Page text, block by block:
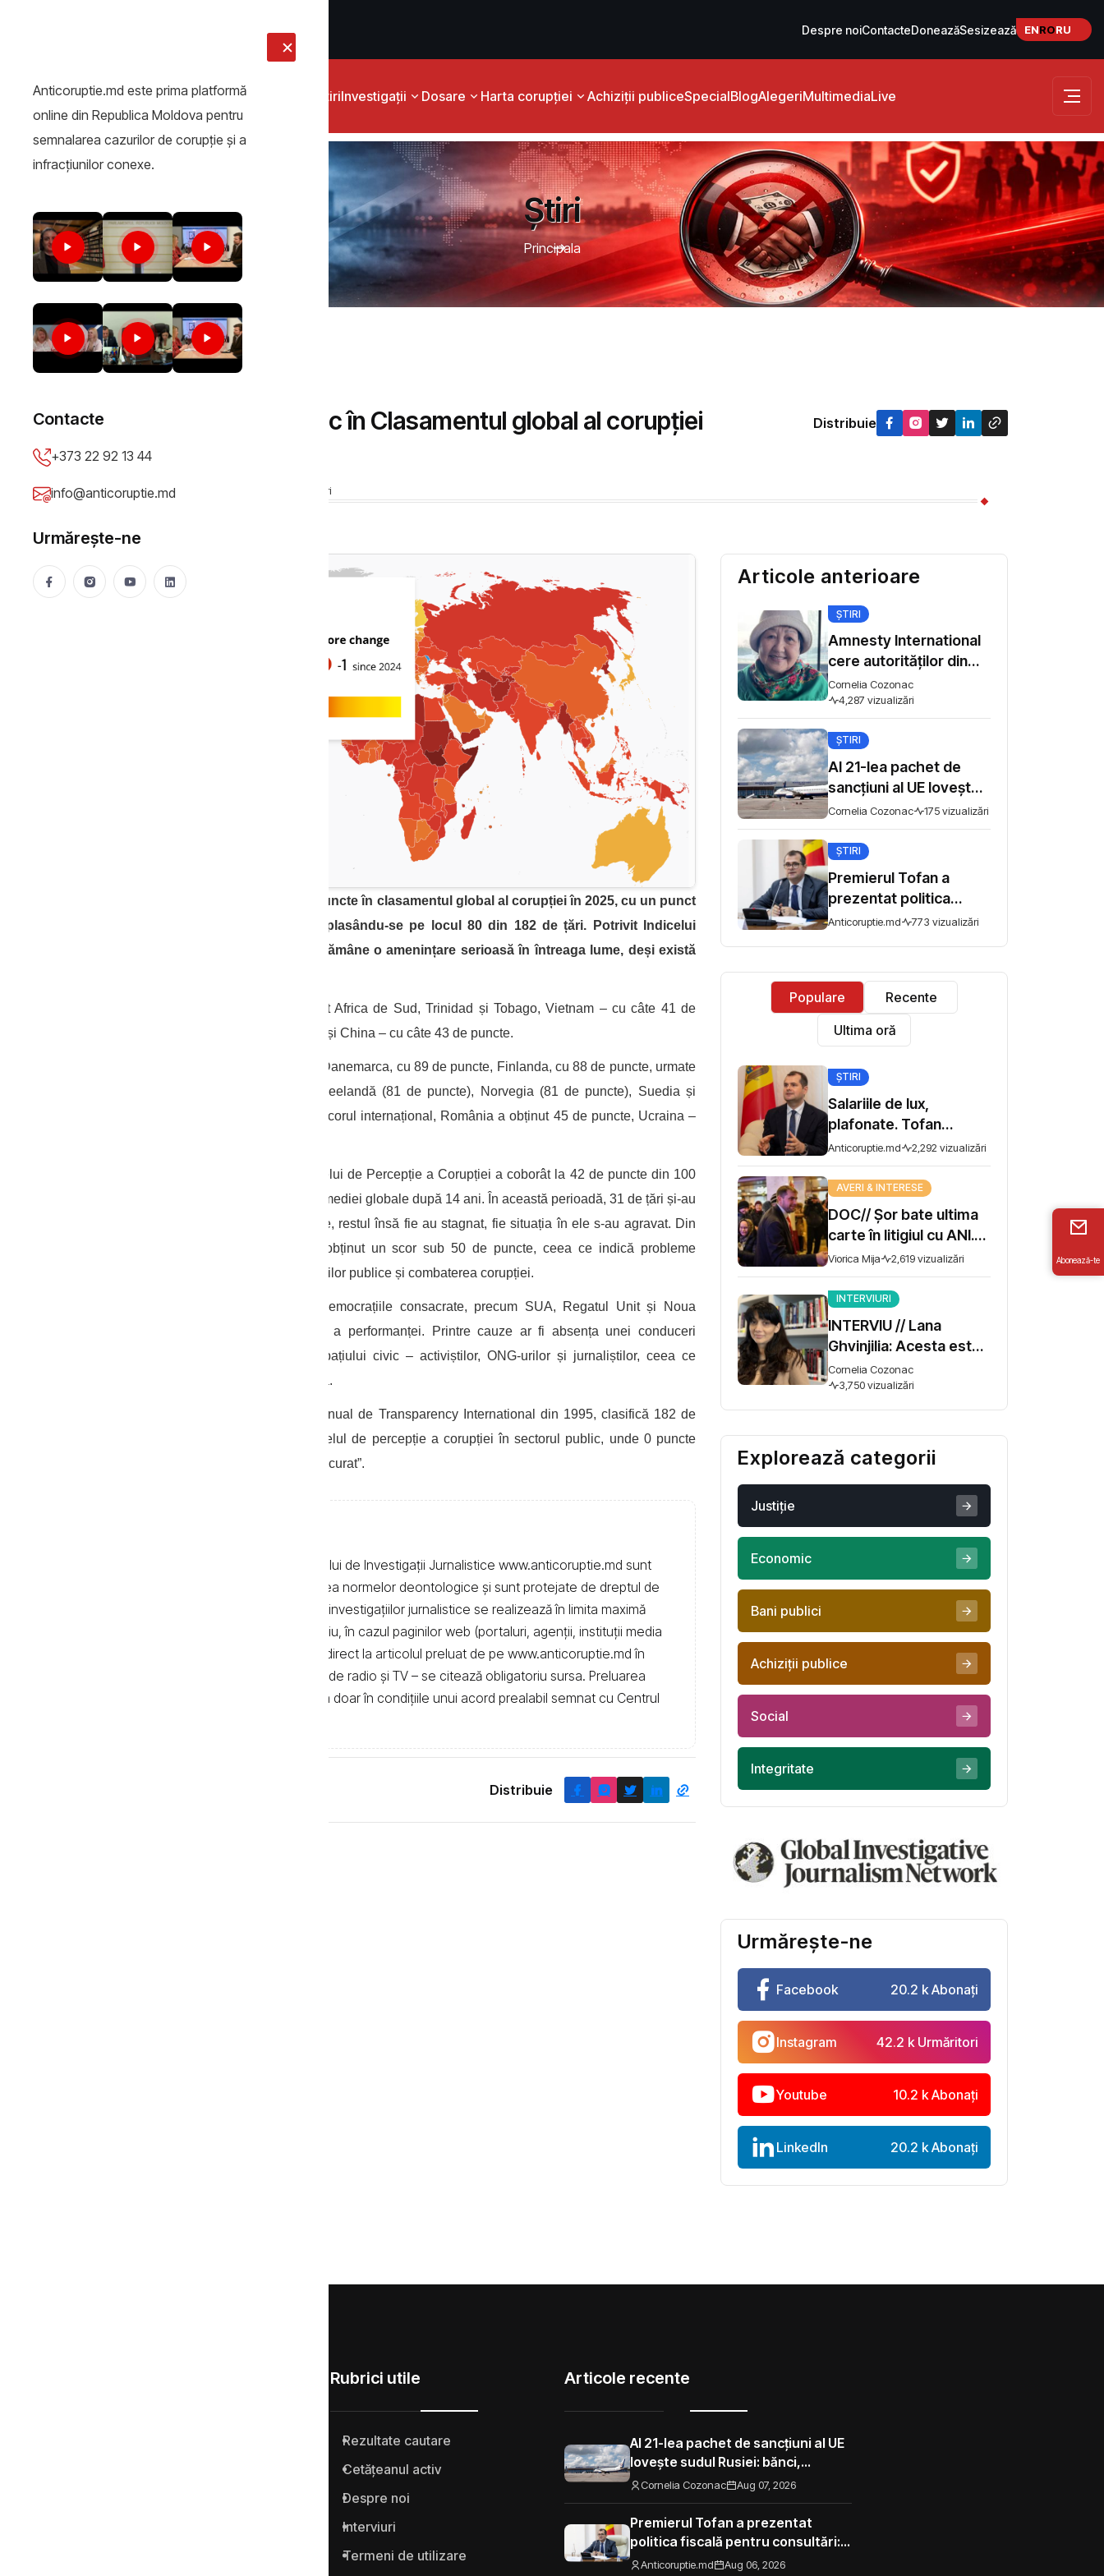
Despre noiContacteDoneazăSesizează ENRORU
ȘtiriInvestigații Dosare Harta corupției Achiziții publiceSpecialBlogAlegeriMultimediaLive
Anticoruptie.md este prima platformă
online din Republica Moldova pentru
semnalarea cazurilor de corupţie şi a
infracţiunilor conexe.
Contacte
+373 22 92 13 44
info@anticoruptie.md
Urmărește-ne
Știri
Principala
Moldova, scor mai mic în Clasamentul global al corupției
în 2025
Mihaela Cibotaru 189 vizualizări
Distribuie
Republica Moldova a obținut 42 de puncte în clasamentul global al corupției în 2025, cu un punct
în scădere față de anul precedent, plasându-se pe locul 80 din 182 de țări. Potrivit Indicelui
percepției corupției, acest fenomen rămâne o amenințare serioasă în întreaga lume, deși există
„Vecini” de clasament ai Moldovei sunt Africa de Sud, Trinidad și Tobago, Vietnam – cu câte 41 de
puncte, Kosovo și Ghana, Cote d`Ivoire și China – cu câte 43 de puncte.
Danemarca, cu 89 de puncte, Finlanda, cu 88 de puncte, urmate
de Singapore (84 de puncte), Noua Zeelandă (81 de puncte), Norvegia (81 de puncte), Suedia și
Elveția (câte 80 de puncte fiecare). În scorul internațional, România a obținut 45 de puncte, Ucraina –
În 2025, scorul mediu mondial al Indicelui de Percepție a Corupției a coborât la 42 de puncte din 100
posibile, aceasta fiind prima scădere a mediei globale după 14 ani. În această perioadă, 31 de țări și-au
redus semnificativ nivelurile de corupție, restul însă fie au stagnat, fie situația în ele s-au agravat. Din
cele 182 de state analizate, 122 au obținut un scor sub 50 de puncte, ceea ce indică probleme
semnificative privind integritatea instituțiilor publice și combaterea corupției.
Autorii clasamentului notează că și democrațiile consacrate, precum SUA, Regatul Unit și Noua
Zeelandă, se confruntă cu o scădere a performanței. Printre cauze ar fi absența unei conduceri
curajoase, dar și restricțiile impuse spațiului civic – activiștilor, ONG-urilor și jurnaliștilor, ceea ce
reduce transparența și responsabilitatea.
Indexul Percepției Corupției, publicat anual de Transparency International din 1995, clasifică 182 de
țări din întreaga lume în funcție de nivelul de percepție a corupției în sectorul public, unde 0 puncte
semnifică „foarte corupt” și 100 – „foarte curat”.
Textele de pe pagina web a Centrului de Investigații Jurnalistice www.anticoruptie.md sunt
realizate de jurnaliști, cu respectarea normelor deontologice și sunt protejate de dreptul de
autor. Preluarea textelor știrilor și a investigațiilor jurnalistice se realizează în limita maximă
de 500 de semne. În mod obligatoriu, în cazul paginilor web (portaluri, agenții, instituţii media
sau bloguri) trebuie indicat şi linkul direct la articolul preluat de pe www.anticoruptie.md în
primul alineat, iar în cazul posturilor de radio și TV – se citează obligatoriu sursa. Preluarea
integrală a textelor se poate realiza doar în condiţiile unui acord prealabil semnat cu Centrul
Distribuie
Articole anterioare
ȘTIRI
Amnesty International
cere autorităților din
Kârgâzstan să
înceteze intimidarea
activiștilor pentru
libertatea întrunirilor
pașnice
Cornelia Cozonac
4,287 vizualizări
ȘTIRI
Al 21-lea pachet de
sancțiuni al UE lovește
sudul Rusiei: bănci,
aeroporturi și flota din
umbră
Cornelia Cozonac 175 vizualizări
ȘTIRI
Premierul Tofan a
prezentat politica
fiscală pentru
avocado să fie taxat la
fel ca un măr din
Moldova”
Anticoruptie.md 773 vizualizări
Populare
Recente
Ultima oră
ȘTIRI
Salariile de lux,
plafonate. Tofan
propune moratoriu
pentru prime și
bonusuri
Anticoruptie.md 2,292 vizualizări
AVERI & INTERESE
DOC// Șor bate ultima
carte în litigiul cu ANI.
Miza - 10 milioane de lei
Viorica Mija 2,619 vizualizări
INTERVIURI
INTERVIU // Lana
Ghvinjilia: Acesta este
și războiul nostru. Fără
victoria Ucrainei,
Georgia nu se poate
Cornelia Cozonac
3,750 vizualizări
Explorează categorii
Justiţie
Economic
Bani publici
Achiziţii publice
Social
Integritate
Urmărește-ne
Facebook 20.2 k Abonați
Instagram 42.2 k Urmăritori
Youtube 10.2 k Abonați
LinkedIn 20.2 k Abonați
Abonează-te
Rubrici utile
Rezultate cautare
Cetățeanul activ
Despre noi
Interviuri
Termeni de utilizare
Articole recente
Al 21-lea pachet de sancțiuni al UE
lovește sudul Rusiei: bănci,
aeroporturi și flota din umbră
Cornelia Cozonac Aug 07, 2026
Premierul Tofan a prezentat
politica fiscală pentru consultări:
„Nu mi se pare corect ca avocado
Anticoruptie.md Aug 06, 2026